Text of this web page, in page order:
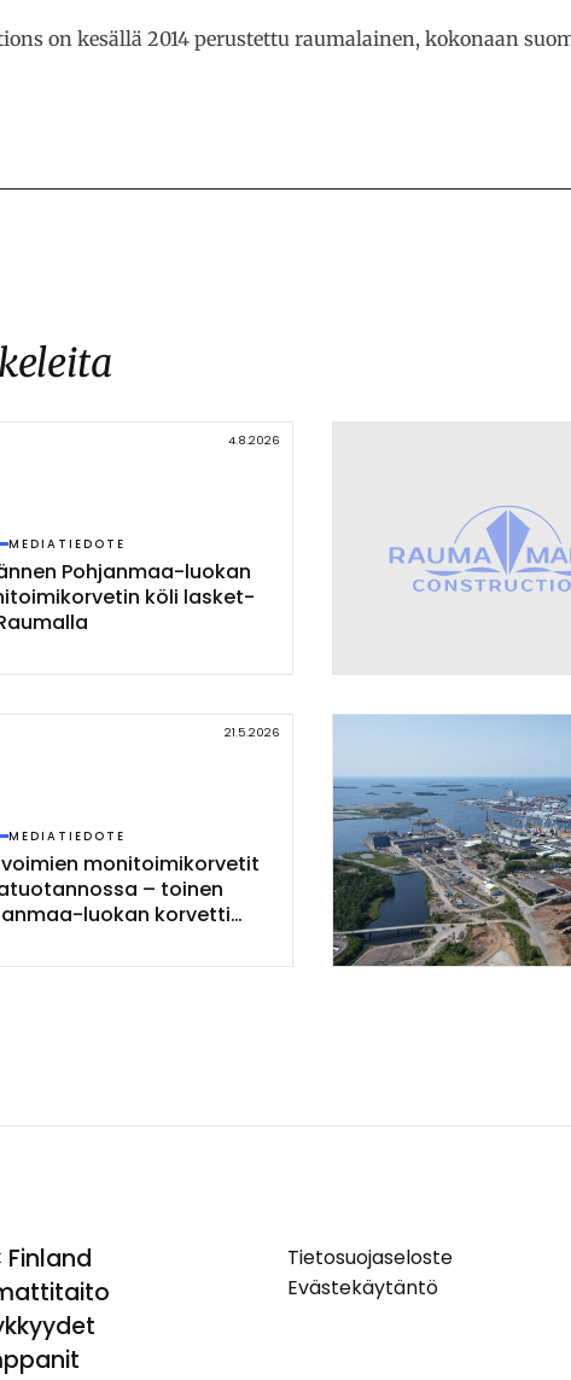
on kesällä 2014 perustettu raumalainen, kokonaan
4.8.2026
MEDIATIEDOTE
Poh­jan­maa-luo­kan
kö­li las­ket­
21.5.2026
MEDIATIEDOTE
mo­ni­toi­mi­kor­ve­tit
– toi­nen
luo­kan kor­vet­ti
ve­sil­le Rau­mal­la
Finland
Tietosuojaseloste
Evästekäytäntö